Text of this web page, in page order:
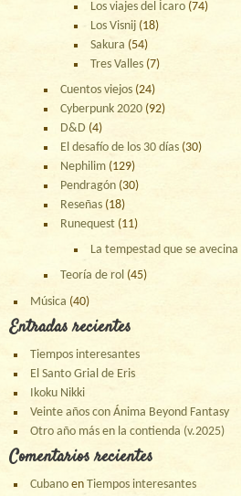
Los viajes del Ícaro (74)
Los Visnij (18)
Sakura (54)
Tres Valles (7)
Cuentos viejos (24)
Cyberpunk 2020 (92)
D&D (4)
El desafío de los 30 días (30)
Nephilim (129)
Pendragón (30)
Reseñas (18)
Runequest (11)
La tempestad que se avecina
Teoría de rol (45)
Música (40)
Entradas recientes
Tiempos interesantes
El Santo Grial de Eris
Ikoku Nikki
Veinte años con Ánima Beyond Fantasy
Otro año más en la contienda (v.2025)
Comentarios recientes
Cubano enTiempos interesantes